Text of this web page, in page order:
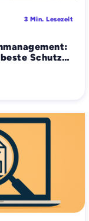
Schutz
3 Min. Lesezeit